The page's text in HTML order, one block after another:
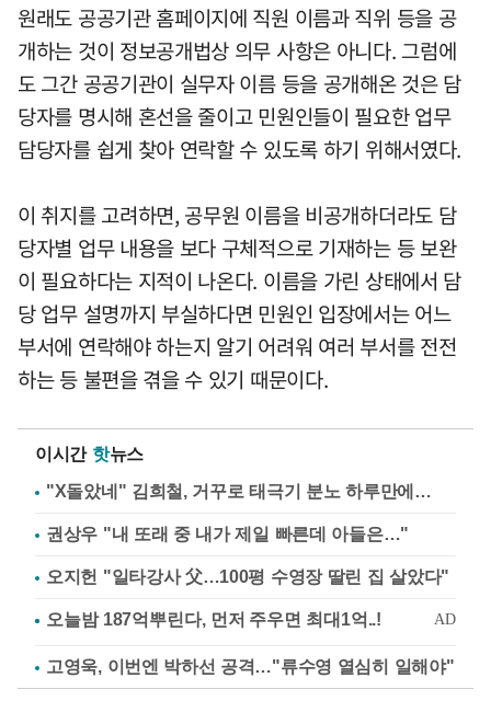
원래도 공공기관 홈페이지에 직원 이름과 직위 등을 공
개하는 것이 정보공개법상 의무 사항은 아니다. 그럼에
도 그간 공공기관이 실무자 이름 등을 공개해온 것은 담
당자를 명시해 혼선을 줄이고 민원인들이 필요한 업무
담당자를 쉽게 찾아 연락할 수 있도록 하기 위해서였다.
이 취지를 고려하면, 공무원 이름을 비공개하더라도 담
당자별 업무 내용을 보다 구체적으로 기재하는 등 보완
이 필요하다는 지적이 나온다. 이름을 가린 상태에서 담
당 업무 설명까지 부실하다면 민원인 입장에서는 어느
부서에 연락해야 하는지 알기 어려워 여러 부서를 전전
하는 등 불편을 겪을 수 있기 때문이다.
이시간 핫뉴스
"X돌았네" 김희철, 거꾸로 태극기 분노 하루만에…
권상우 "내 또래 중 내가 제일 빠른데 아들은…"
오지헌 "일타강사 父…100평 수영장 딸린 집 살았다"
고영욱, 이번엔 박하선 공격…"류수영 열심히 일해야"